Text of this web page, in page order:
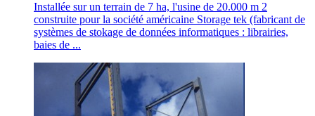
Installée sur un terrain de 7 ha, l'usine de 20.000 m 2
construite pour la société américaine Storage tek (fabricant de
systèmes de stokage de données informatiques : librairies,
baies de ...